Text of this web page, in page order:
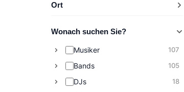
Ort
Wonach suchen Sie?
Musiker 107
Bands 105
DJs 18